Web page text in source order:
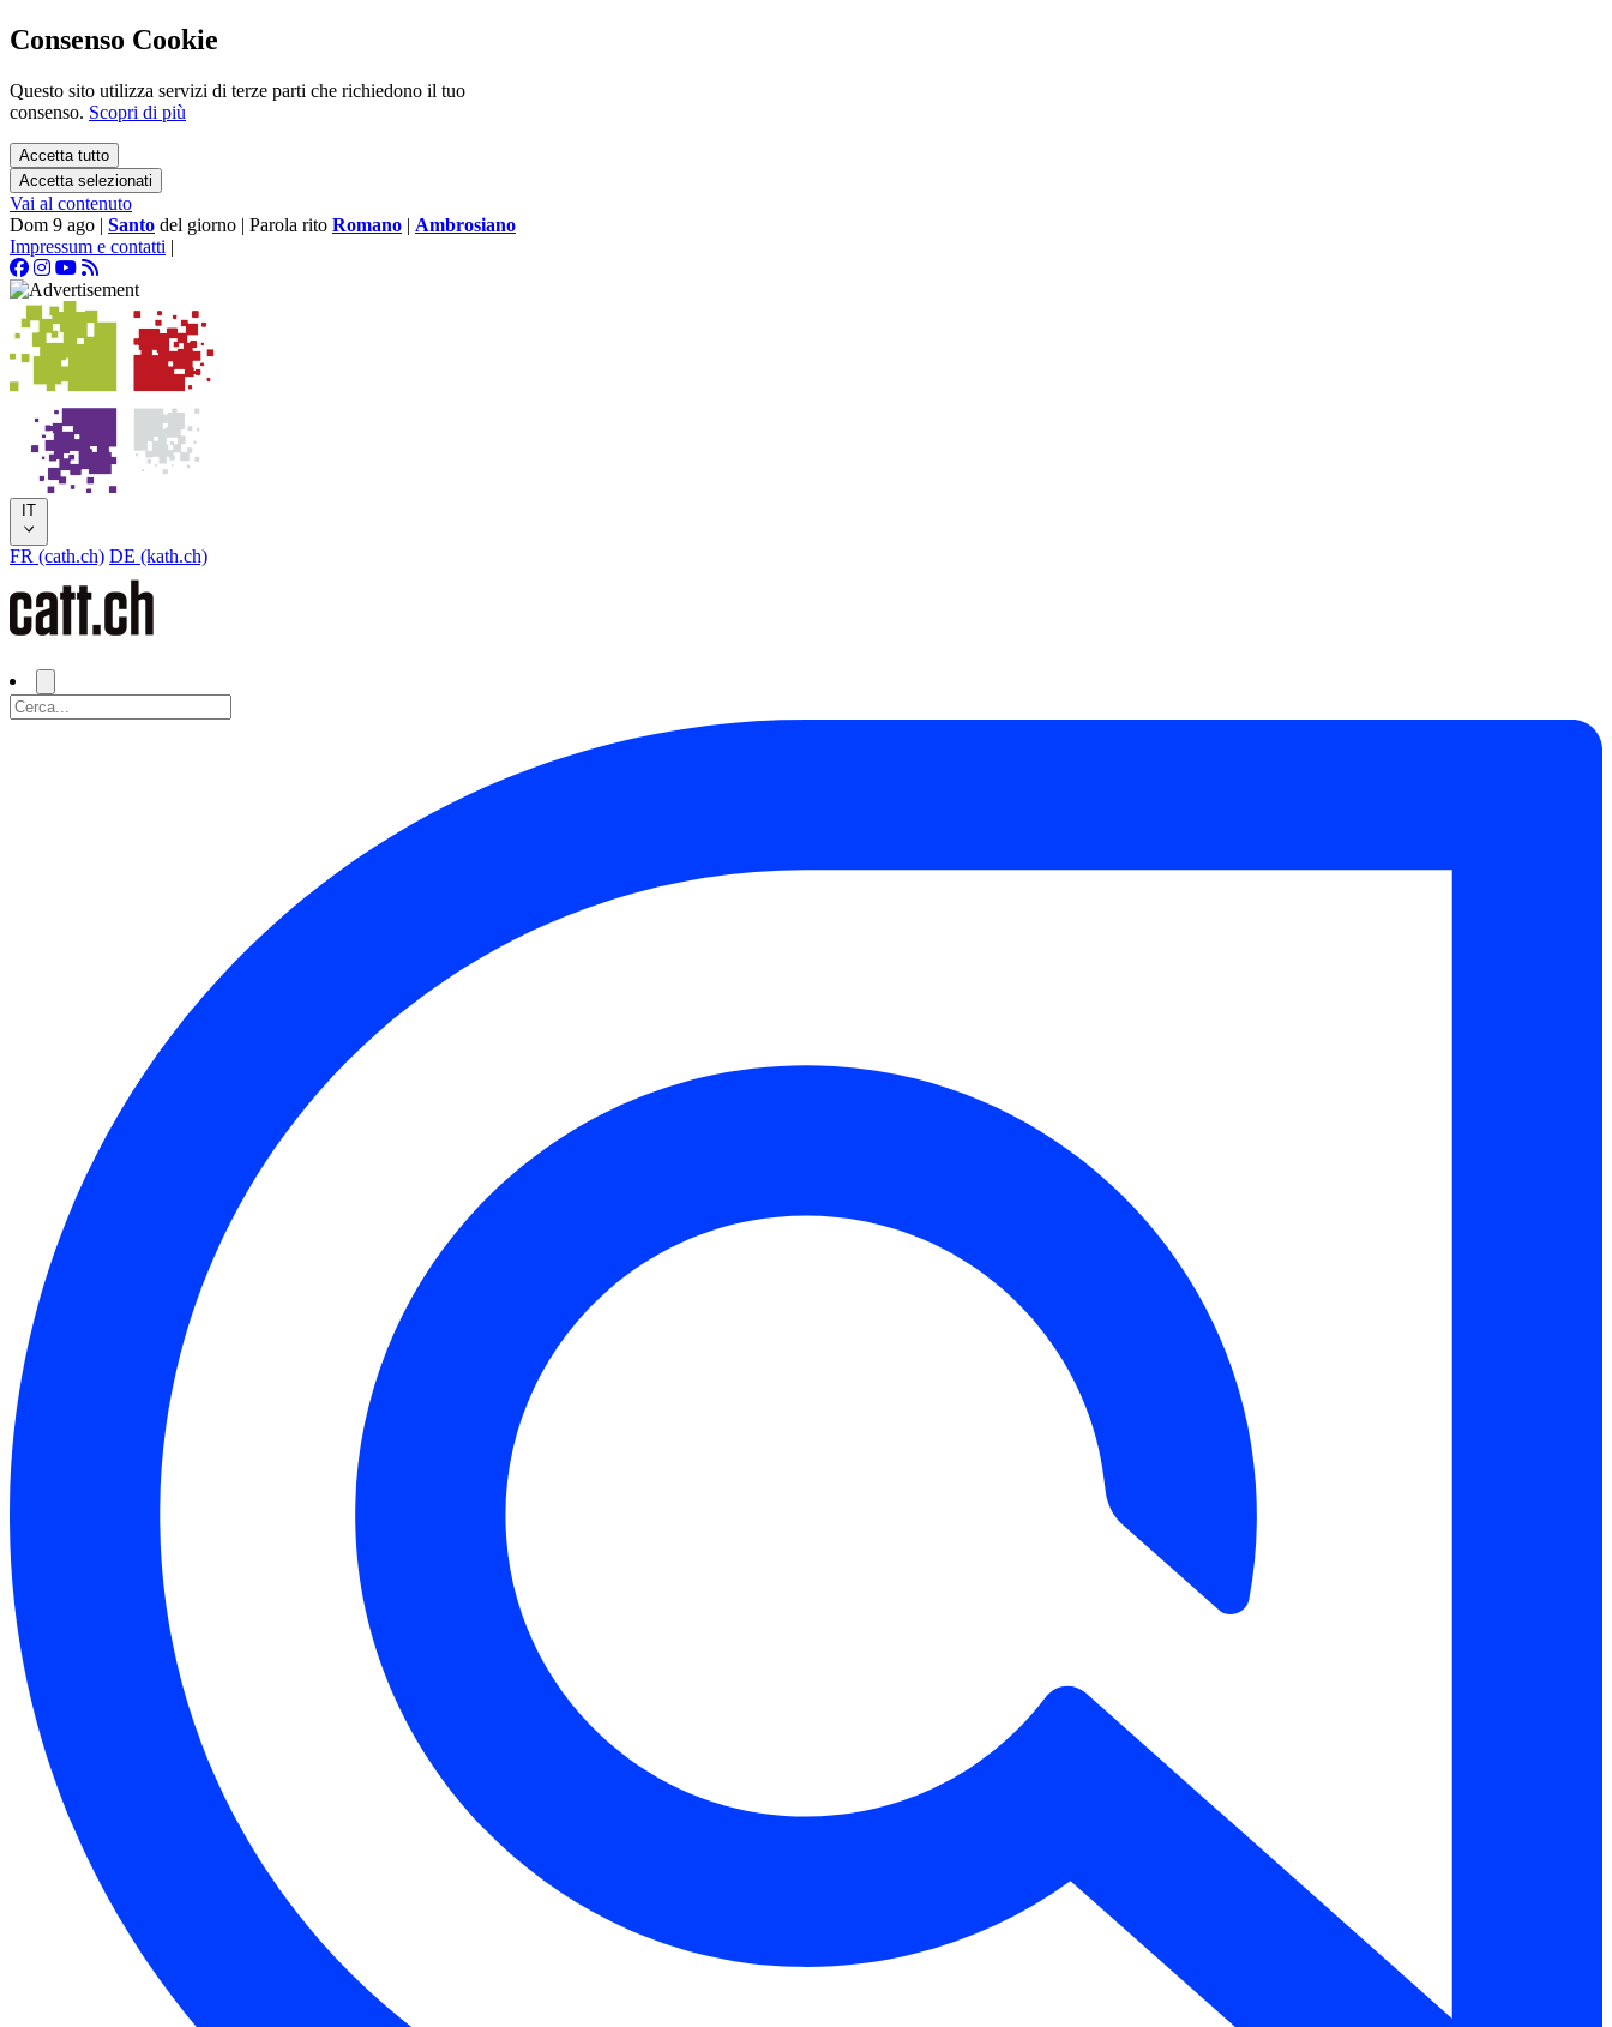
Consenso Cookie
Questo sito utilizza servizi di terze parti che richiedono il tuo
consenso. Scopri di più
Accetta tutto
Accetta selezionati
Vai al contenuto
Dom 9 ago | Santo del giorno | Parola rito Romano | Ambrosiano
Impressum e contatti |
IT
FR (cath.ch) DE (kath.ch)